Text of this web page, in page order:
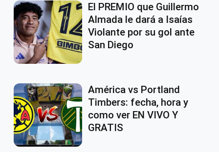
El PREMIO que Guillermo
Almada le dará a Isaías
Violante por su gol ante
San Diego
América vs Portland
Timbers: fecha, hora y
como ver EN VIVO Y
GRATIS